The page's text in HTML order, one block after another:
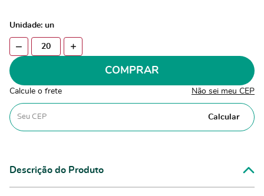
Unidade: un
COMPRAR
Calcule o frete Não sei meu CEP
Calcular
Descrição do Produto